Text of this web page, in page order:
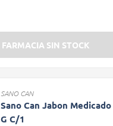
FARMACIA SIN STOCK
SANO CAN
Sano Can Jabon
G C/1